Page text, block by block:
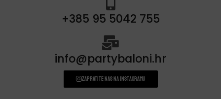
+385 95 5042 755
info@partybaloni.hr
Zapratite nas na instagramu